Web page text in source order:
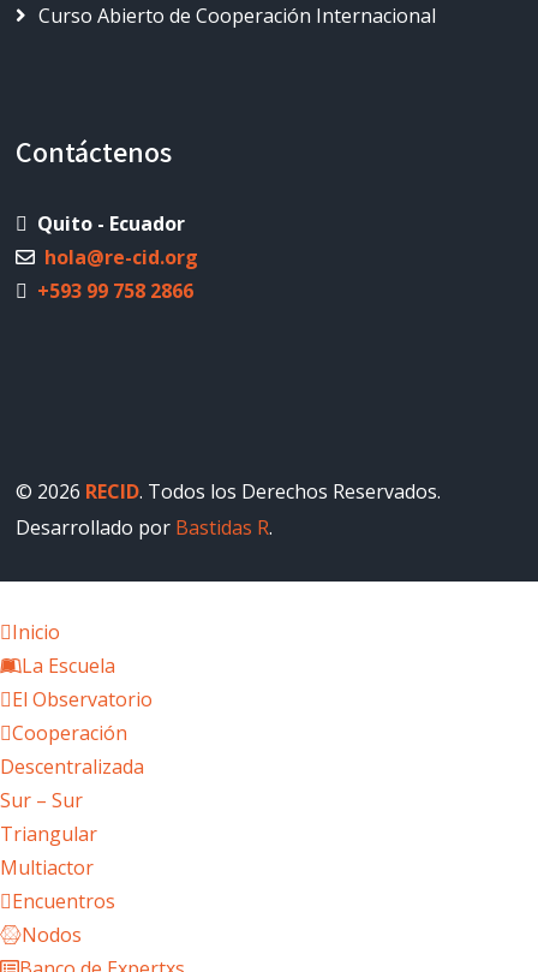
Curso Abierto de Cooperación Internacional
Contáctenos
Quito - Ecuador
hola@re-cid.org
+593 99 758 2866
© 2026 RECID. Todos los Derechos Reservados.
Desarrollado por Bastidas R.
Inicio
La Escuela
El Observatorio
Cooperación
Descentralizada
Sur – Sur
Triangular
Multiactor
Encuentros
Nodos